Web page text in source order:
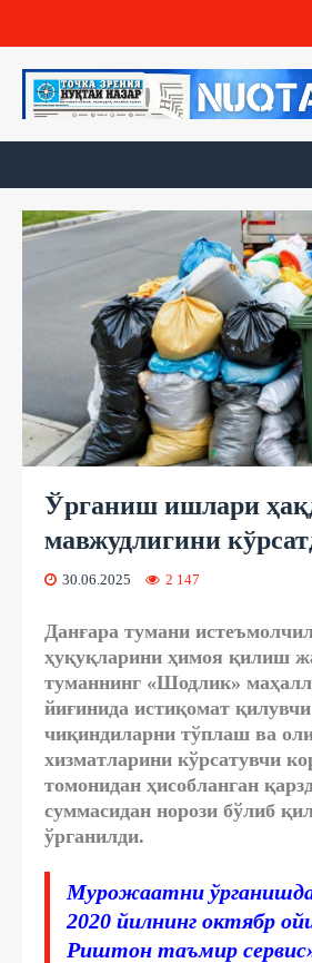
Ўрганиш ишлари
мавжудлигини
30.06.2025 2 147
Данғара тумани
ҳуқуқларини ҳимоя қилиш
туманнинг «Шодлик»
йиғинида истиқомат
чиқиндиларни тўплаш ва
хизматларини кўрсатувчи
томонидан ҳисобланган
суммасидан норози бўлиб
ўрганилди.
Мурожаатни ўрганишда
2020 йилнинг октябр
Риштон таъмир